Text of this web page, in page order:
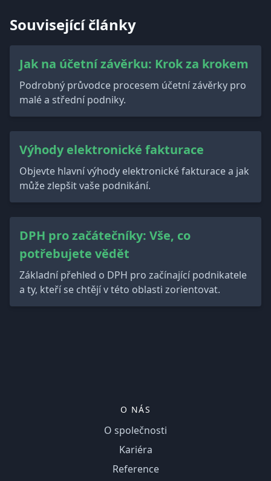
Související články
Jak na účetní závěrku: Krok za krokem
Podrobný průvodce procesem účetní závěrky pro
malé a střední podniky.
Výhody elektronické fakturace
Objevte hlavní výhody elektronické fakturace a jak
může zlepšit vaše podnikání.
DPH pro začátečníky: Vše, co
potřebujete vědět
Základní přehled o DPH pro začínající podnikatele
a ty, kteří se chtějí v této oblasti zorientovat.
O NÁS
O společnosti
Kariéra
Reference